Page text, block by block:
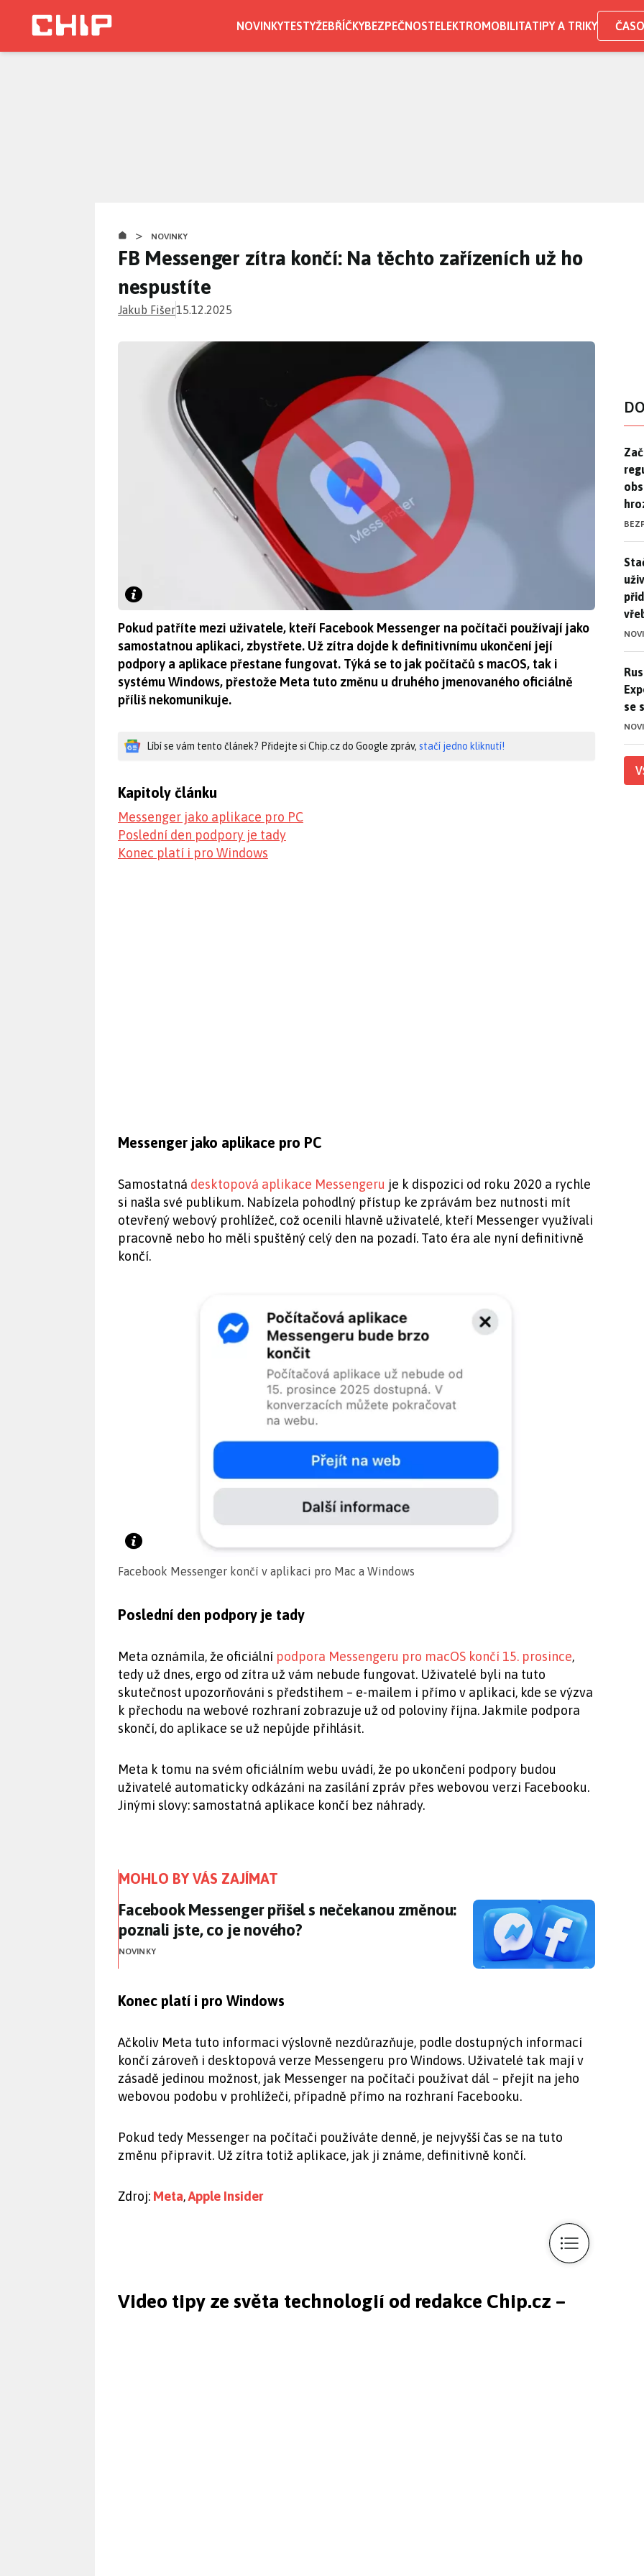
NOVINKYTESTYŽEBŘÍČKYBEZPEČNOSTELEKTROMOBILITATIPY A TRIKY
> NOVINKY
FB Messenger zítra končí: Na těchto zařízeních už ho
nespustíte
Jakub Fišer15.12.2025
Pokud patříte mezi uživatele, kteří Facebook Messenger na počítači používají jako
samostatnou aplikaci, zbystřete. Už zítra dojde k definitivnímu ukončení její
podpory a aplikace přestane fungovat. Týká se to jak počítačů s macOS, tak i
systému Windows, přestože Meta tuto změnu u druhého jmenovaného oficiálně
příliš nekomunikuje.
Líbí se vám tento článek? Přidejte si Chip.cz do Google zpráv, stačí jedno kliknutí!
Kapitoly článku
Messenger jako aplikace pro PC
Poslední den podpory je tady
Konec platí i pro Windows
Messenger jako aplikace pro PC
Samostatná desktopová aplikace Messengeru je k dispozici od roku 2020 a rychle
si našla své publikum. Nabízela pohodlný přístup ke zprávám bez nutnosti mít
otevřený webový prohlížeč, což ocenili hlavně uživatelé, kteří Messenger využívali
pracovně nebo ho měli spuštěný celý den na pozadí. Tato éra ale nyní definitivně
končí.
Facebook Messenger končí v aplikaci pro Mac a Windows
Poslední den podpory je tady
Meta oznámila, že oficiální podpora Messengeru pro macOS končí 15. prosince,
tedy už dnes, ergo od zítra už vám nebude fungovat. Uživatelé byli na tuto
skutečnost upozorňováni s předstihem – e-mailem i přímo v aplikaci, kde se výzva
k přechodu na webové rozhraní zobrazuje už od poloviny října. Jakmile podpora
skončí, do aplikace se už nepůjde přihlásit.
Meta k tomu na svém oficiálním webu uvádí, že po ukončení podpory budou
uživatelé automaticky odkázáni na zasílání zpráv přes webovou verzi Facebooku.
Jinými slovy: samostatná aplikace končí bez náhrady.
MOHLO BY VÁS ZAJÍMAT
Facebook Messenger přišel s nečekanou změnou: poznali jste, co je
Facebook Messenger přišel s nečekanou změnou:
poznali jste, co je nového?
NOVINKY
Konec platí i pro Windows
Ačkoliv Meta tuto informaci výslovně nezdůrazňuje, podle dostupných informací
končí zároveň i desktopová verze Messengeru pro Windows. Uživatelé tak mají v
zásadě jedinou možnost, jak Messenger na počítači používat dál – přejít na jeho
webovou podobu v prohlížeči, případně přímo na rozhraní Facebooku.
Pokud tedy Messenger na počítači používáte denně, je nejvyšší čas se na tuto
změnu připravit. Už zítra totiž aplikace, jak ji známe, definitivně končí.
Zdroj: Meta,Apple Insider
Video tipy ze světa technologií od redakce Chip.cz –
se